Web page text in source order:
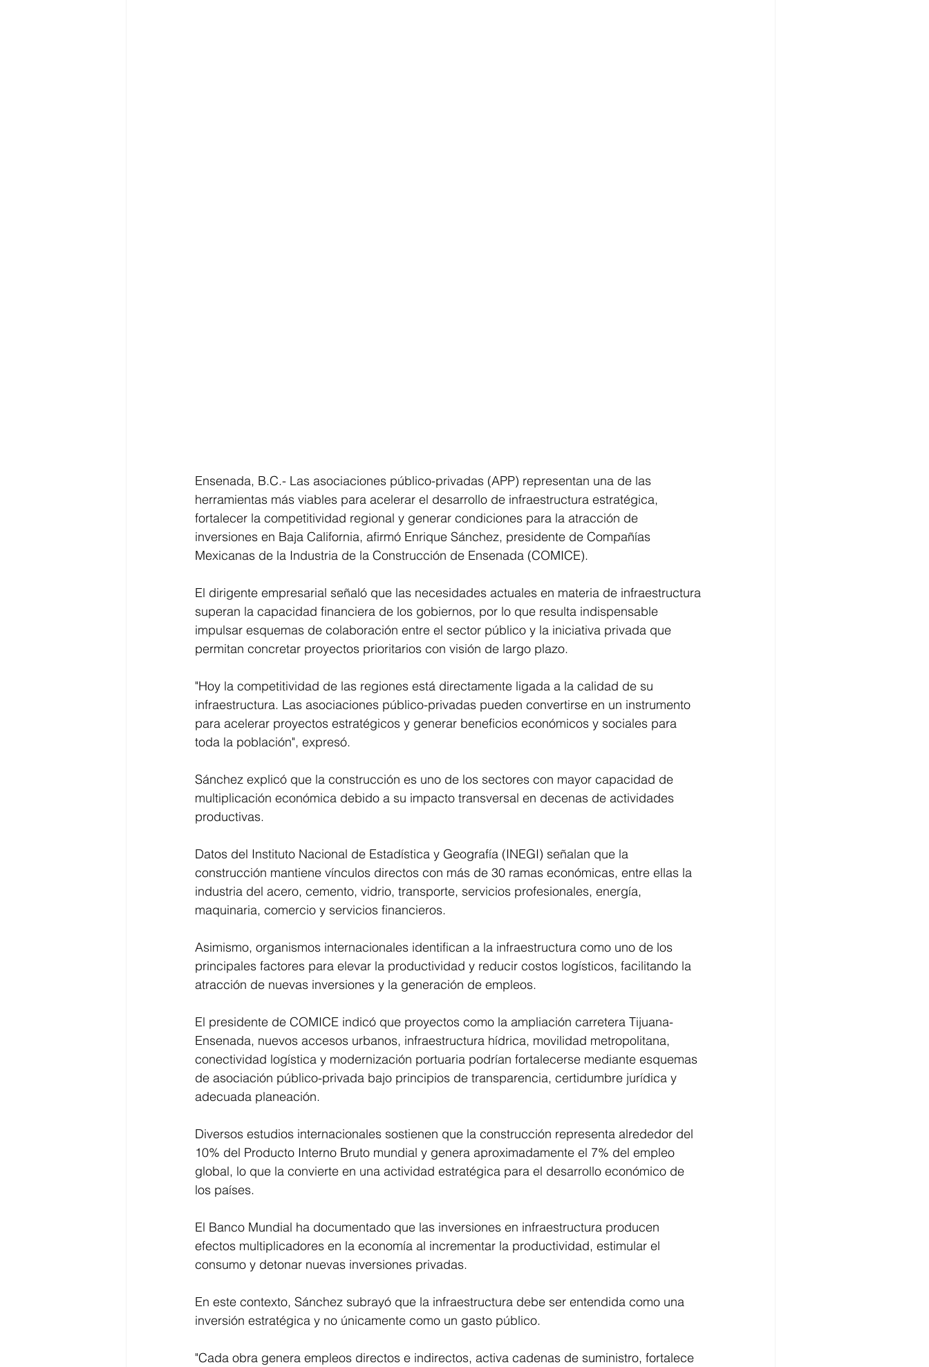
Ensenada, B.C.- Las asociaciones público-privadas (APP) representan una de las
herramientas más viables para acelerar el desarrollo de infraestructura estratégica,
fortalecer la competitividad regional y generar condiciones para la atracción de
inversiones en Baja California, afirmó Enrique Sánchez, presidente de Compañías
Mexicanas de la Industria de la Construcción de Ensenada (COMICE).
El dirigente empresarial señaló que las necesidades actuales en materia de infraestructura
superan la capacidad financiera de los gobiernos, por lo que resulta indispensable
impulsar esquemas de colaboración entre el sector público y la iniciativa privada que
permitan concretar proyectos prioritarios con visión de largo plazo.
"Hoy la competitividad de las regiones está directamente ligada a la calidad de su
infraestructura. Las asociaciones público-privadas pueden convertirse en un instrumento
para acelerar proyectos estratégicos y generar beneficios económicos y sociales para
toda la población", expresó.
Sánchez explicó que la construcción es uno de los sectores con mayor capacidad de
multiplicación económica debido a su impacto transversal en decenas de actividades
productivas.
Datos del Instituto Nacional de Estadística y Geografía (INEGI) señalan que la
construcción mantiene vínculos directos con más de 30 ramas económicas, entre ellas la
industria del acero, cemento, vidrio, transporte, servicios profesionales, energía,
maquinaria, comercio y servicios financieros.
Asimismo, organismos internacionales identifican a la infraestructura como uno de los
principales factores para elevar la productividad y reducir costos logísticos, facilitando la
atracción de nuevas inversiones y la generación de empleos.
El presidente de COMICE indicó que proyectos como la ampliación carretera Tijuana-
Ensenada, nuevos accesos urbanos, infraestructura hídrica, movilidad metropolitana,
conectividad logística y modernización portuaria podrían fortalecerse mediante esquemas
de asociación público-privada bajo principios de transparencia, certidumbre jurídica y
adecuada planeación.
Diversos estudios internacionales sostienen que la construcción representa alrededor del
10% del Producto Interno Bruto mundial y genera aproximadamente el 7% del empleo
global, lo que la convierte en una actividad estratégica para el desarrollo económico de
los países.
El Banco Mundial ha documentado que las inversiones en infraestructura producen
efectos multiplicadores en la economía al incrementar la productividad, estimular el
consumo y detonar nuevas inversiones privadas.
En este contexto, Sánchez subrayó que la infraestructura debe ser entendida como una
inversión estratégica y no únicamente como un gasto público.
"Cada obra genera empleos directos e indirectos, activa cadenas de suministro, fortalece